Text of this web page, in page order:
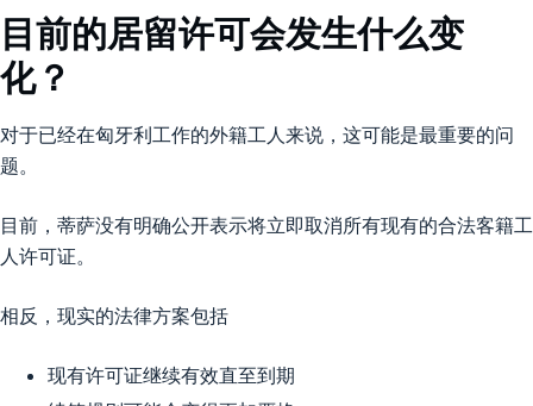
目前的居留许可会发生什么变
化？
对于已经在匈牙利工作的外籍工人来说，这可能是最重要的问
题。
目前，蒂萨没有明确公开表示将立即取消所有现有的合法客籍工
人许可证。
相反，现实的法律方案包括
现有许可证继续有效直至到期